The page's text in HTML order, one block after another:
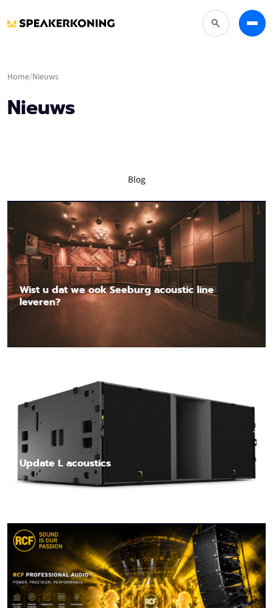
Zoeken
Home Nieuws
Nieuws
Blog
Wist u dat we ook Seeburg acoustic line
leveren?
Update L acoustics